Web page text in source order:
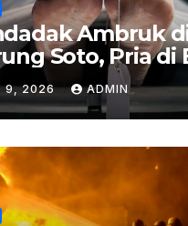
Ambruk
Soto, Pria di
Sebelum
9, 2026 ADMIN